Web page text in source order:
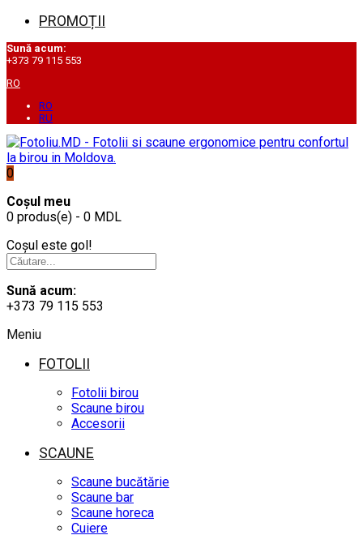
PROMOȚII
Sună acum:
+373 79 115 553
RO
RO
RU
0
Coșul meu
0 produs(e) - 0 MDL
Coșul este gol!
Sună acum:
+373 79 115 553
Meniu
FOTOLII
Fotolii birou
Scaune birou
Accesorii
SCAUNE
Scaune bucătărie
Scaune bar
Scaune horeca
Cuiere